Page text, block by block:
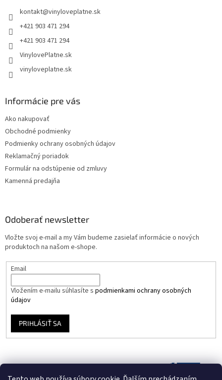
kontakt@vinyloveplatne.sk
+421 903 471 294
+421 903 471 294
VinylovePlatne.sk
vinyloveplatne.sk
Informácie pre vás
Ako nakupovať
Obchodné podmienky
Podmienky ochrany osobných údajov
Reklamačný poriadok
Formulár na odstúpenie od zmluvy
Kamenná predajňa
Odoberať newsletter
Vložte svoj e-mail a my Vám budeme zasielať informácie o nových
produktoch na našom e-shope.
Email
Vložením e-mailu súhlasíte s podmienkami ochrany osobných
údajov
PRIHLÁSIŤ SA